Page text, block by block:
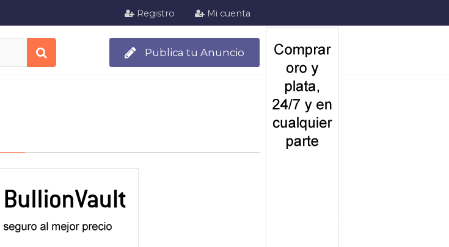
Registro Mi cuenta
Publica tu Anuncio